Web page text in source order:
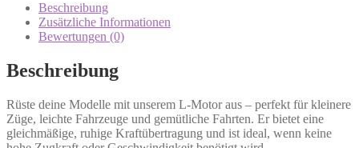
Beschreibung
Zusätzliche Informationen
Bewertungen (0)
Beschreibung
Rüste deine Modelle mit unserem L-Motor aus – perfekt für kleinere
Züge, leichte Fahrzeuge und gemütliche Fahrten. Er bietet eine
gleichmäßige, ruhige Kraftübertragung und ist ideal, wenn keine